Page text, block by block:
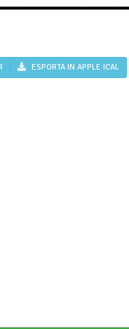
ESPORTA IN APPLE ICAL